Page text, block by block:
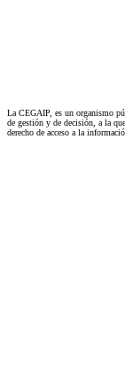
La CEGAIP, es un organismo
de gestión y de decisión, a la
derecho de acceso a la